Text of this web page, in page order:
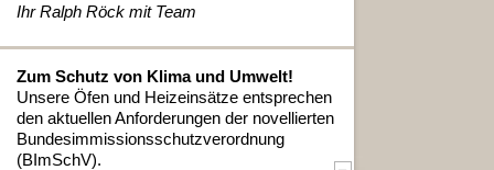
Ihr Ralph Röck mit Team
Zum Schutz von Klima und Umwelt!
Unsere Öfen und Heizeinsätze entsprechen
den aktuellen Anforderungen der novellierten
Bundesimmissionsschutzverordnung
(BImSchV).